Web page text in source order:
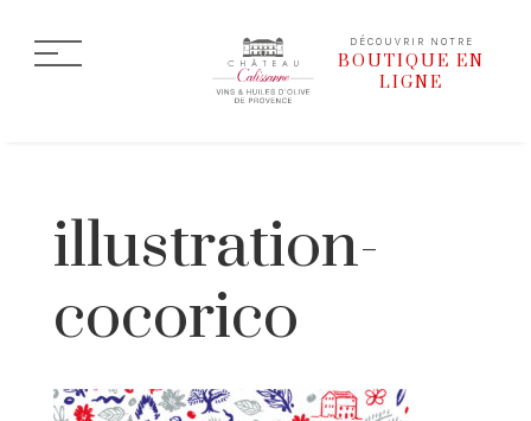
DÉCOUVRIR NOTRE
BOUTIQUE EN
LIGNE
illustration-
cocorico